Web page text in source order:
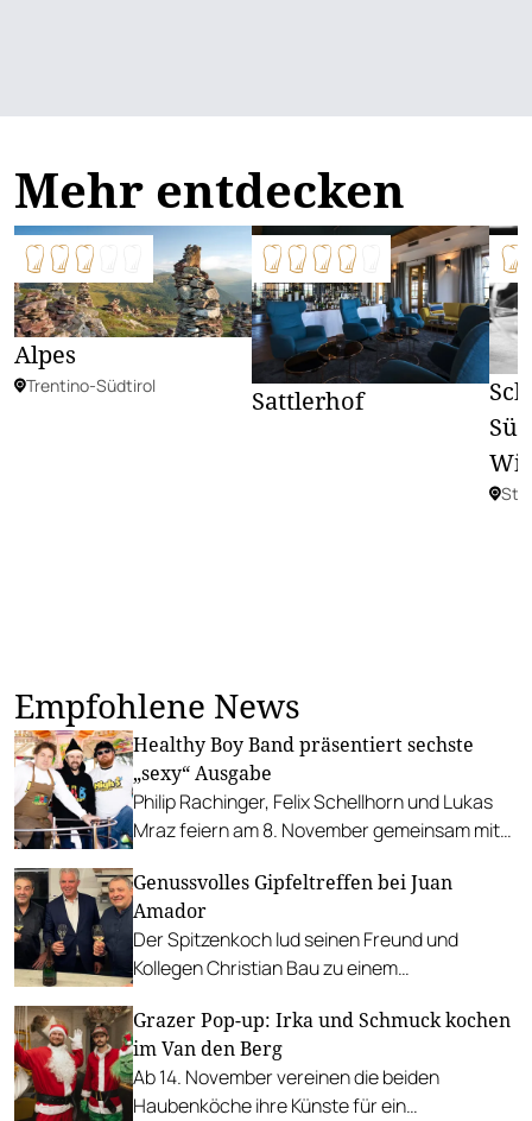
Mehr entdecken
Alpes
Trentino-Südtirol Sattlerhof
Empfohlene News
Healthy Boy Band präsentiert sechste
„sexy“ Ausgabe
Philip Rachinger, Felix Schellhorn und Lukas
Mraz feiern am 8. November gemeinsam mit
Release in der Ottakringer Brauerei.
Genussvolles Gipfeltreffen bei Juan
Amador
Der Spitzenkoch lud seinen Freund und
Kollegen Christian Bau zu einem
Krug stellte persönlich seine Champagner vor.
Grazer Pop-up: Irka und Schmuck kochen
im Van den Berg
Ab 14. November vereinen die beiden
Haubenköche ihre Künste für ein